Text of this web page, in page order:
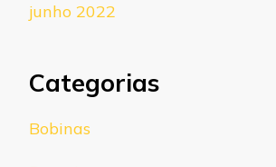
junho 2022
Categorias
Bobinas